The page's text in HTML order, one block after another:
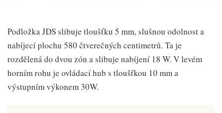
Podložka JDS slibuje tloušťku 5 mm, slušnou odolnost a
nabíjecí plochu 580 čtverečných centimetrů. Ta je
rozdělená do dvou zón a slibuje nabíjení 18 W. V levém
horním rohu je ovládací hub s tloušťkou 10 mm a
výstupním výkonem 30W.